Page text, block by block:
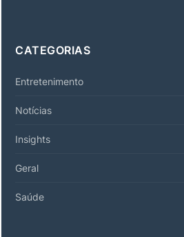
CATEGORIAS
Entretenimento
Notícias
Insights
Geral
Saúde